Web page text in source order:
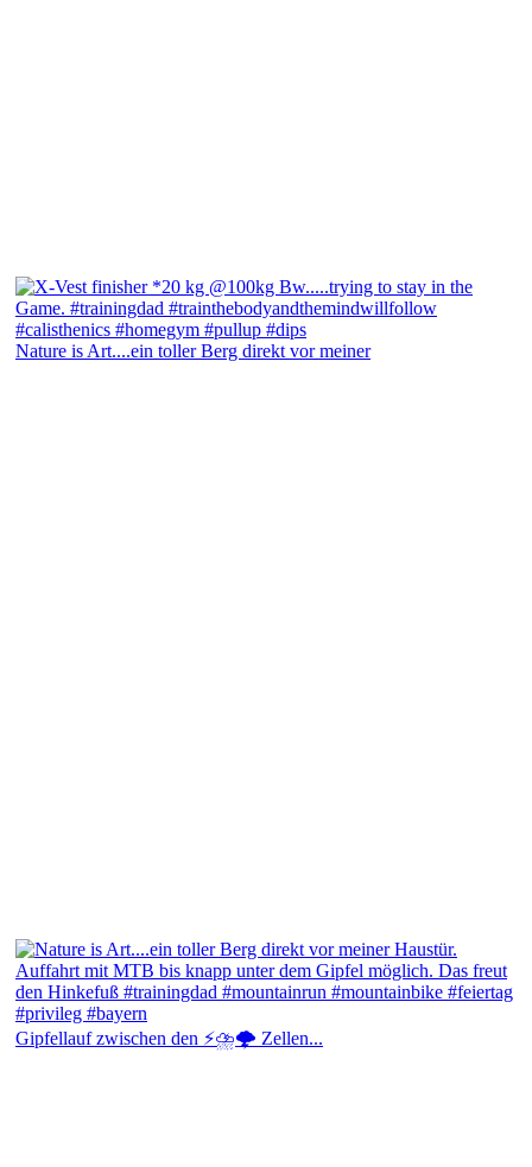
Nature is Art....ein toller Berg direkt vor meiner
Gipfellauf zwischen den ⚡⛈️🌩️ Zellen...